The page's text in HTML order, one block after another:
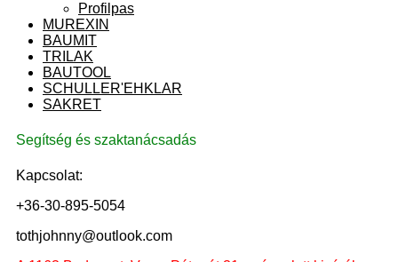
Profilpas
MUREXIN
BAUMIT
TRILAK
BAUTOOL
SCHULLER'EHKLAR
SAKRET
Segítség és szaktanácsadás
Kapcsolat:
+36-30-895-5054
tothjohnny@outlook.com